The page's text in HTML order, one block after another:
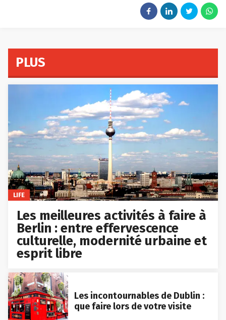
PLUS
LIFE
Les meilleures activités à faire à
Berlin : entre effervescence
culturelle, modernité urbaine et
esprit libre
Les incontournables de Dublin :
que faire lors de votre visite